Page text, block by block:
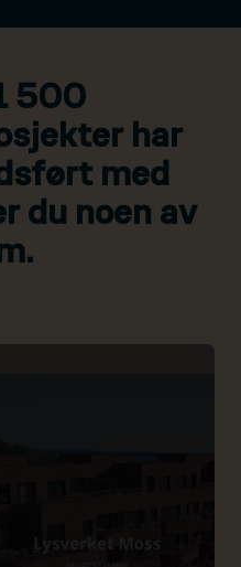
500
har
med
du noen av